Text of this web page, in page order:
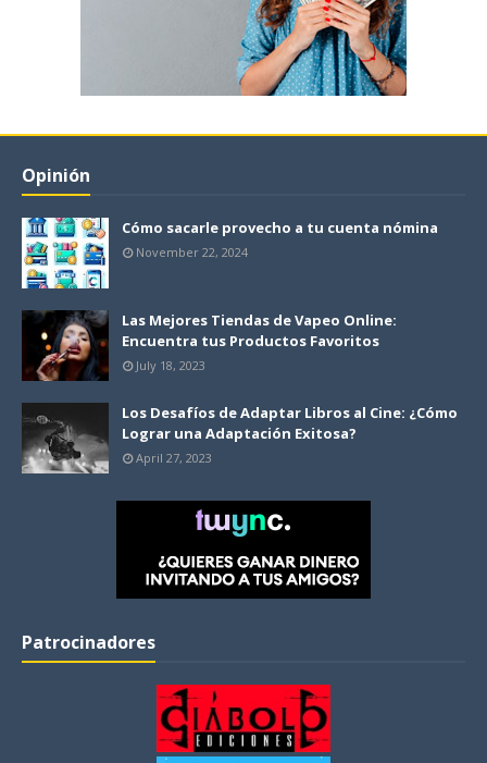
Opinión
Cómo sacarle provecho a tu cuenta nómina
November 22, 2024
Las Mejores Tiendas de Vapeo Online:
Encuentra tus Productos Favoritos
July 18, 2023
Los Desafíos de Adaptar Libros al Cine: ¿Cómo
Lograr una Adaptación Exitosa?
April 27, 2023
Patrocinadores